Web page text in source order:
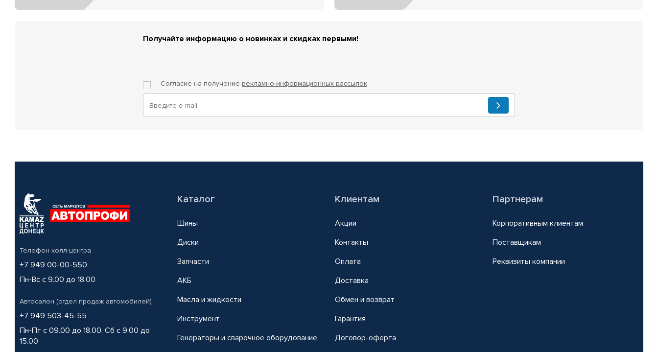
Получайте информацию о новинках и скидках первыми!
Согласие на получение рекламно-информационных рассылок
Телефон колл-центра
+7 949 00-00-550
Пн-Вс с 9.00 до 18.00
Автосалон (отдел продаж автомобилей)
+7 949 503-45-55
Пн-Пт с 09.00 до 18.00, Сб с 9.00 до
15.00
Каталог
Шины
Диски
Запчасти
АКБ
Масла и жидкости
Инструмент
Генераторы и сварочное оборудование
Клиентам
Акции
Контакты
Оплата
Доставка
Обмен и возврат
Гарантия
Договор-оферта
Партнерам
Корпоративным клиентам
Поставщикам
Реквизиты компании